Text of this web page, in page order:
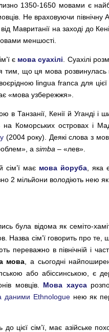
1350-1650 мовами є
Не враховуючи
Мавританії на заході до
меншості.
є мова суахілі . Суахілі
що ця мова розвинулась в
lingua franca для
«мова узбережжя».
в Танзанії, Кенії й Уганді і
на Коморських островах і
(2004 року). Деякі слова з
аsimba – «лев».
сім’ї має мова йоруба , яка
2 мільйони володіють нею
була відома як семіто-
Назва сім’ї говорить про
переважно в північній і
мова , а сьогодні
або абіссинською, є
мовців. Мова хауса
даними Ethnologueнею як
цієї сім’ї, має азійське